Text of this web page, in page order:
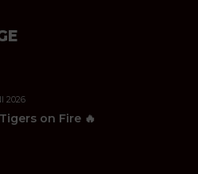
2026
on Fire 🔥